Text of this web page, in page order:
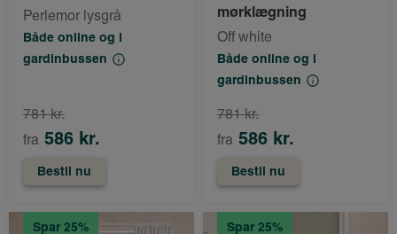
Perlemor lysgrå
Både online og i
gardinbussen
fra 586 kr.
781 kr.
Bestil nu
mørklægning
Off white
Både online og i
gardinbussen
fra 586 kr.
781 kr.
Bestil nu
Spar 25% Spar 25%